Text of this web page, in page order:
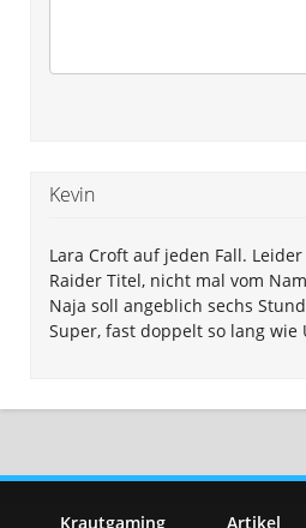
Kevin
Lara Croft auf jeden Fall.
Raider Titel, nicht mal vom
Naja soll angeblich sechs
Super, fast doppelt so lang wie
Krautgaming Artikel